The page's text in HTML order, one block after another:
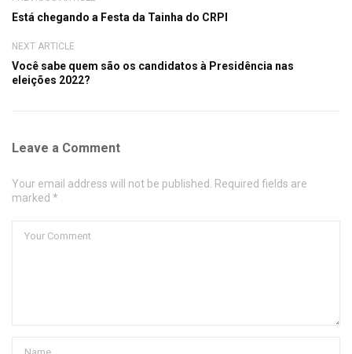
Está chegando a Festa da Tainha do CRPI
NEXT ARTICLE
Você sabe quem são os candidatos à Presidência nas
eleições 2022?
Leave a Comment
Your email address will not be published. Required fields are
marked *